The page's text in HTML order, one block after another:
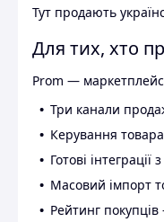
Тут продають
Для тих, хто
Prom — маркетплейс
Три канали
Керування
Готові
Масовий імпорт
Рейтинг